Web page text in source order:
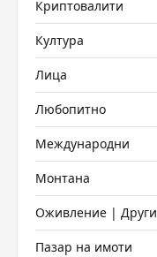
Криптовалити
Култура
Лица
Любопитно
Международни
Монтана
Оживление | Други
Пазар на имоти